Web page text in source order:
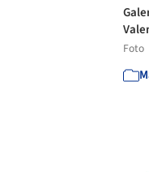
Foto